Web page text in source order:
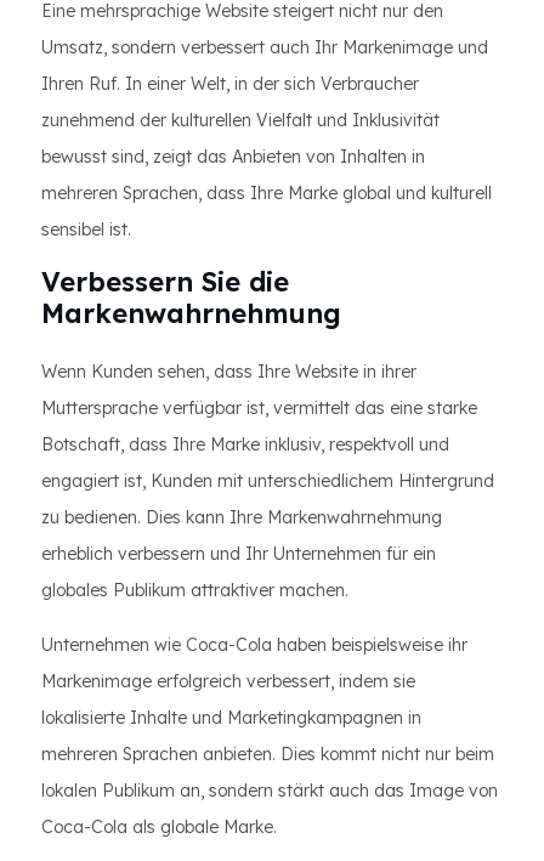
Eine mehrsprachige Website steigert nicht nur den
Umsatz, sondern verbessert auch Ihr Markenimage und
Ihren Ruf. In einer Welt, in der sich Verbraucher
zunehmend der kulturellen Vielfalt und Inklusivität
bewusst sind, zeigt das Anbieten von Inhalten in
mehreren Sprachen, dass Ihre Marke global und kulturell
sensibel ist.
Verbessern Sie die
Markenwahrnehmung
Wenn Kunden sehen, dass Ihre Website in ihrer
Muttersprache verfügbar ist, vermittelt das eine starke
Botschaft, dass Ihre Marke inklusiv, respektvoll und
engagiert ist, Kunden mit unterschiedlichem Hintergrund
zu bedienen. Dies kann Ihre Markenwahrnehmung
erheblich verbessern und Ihr Unternehmen für ein
globales Publikum attraktiver machen.
Unternehmen wie Coca-Cola haben beispielsweise ihr
Markenimage erfolgreich verbessert, indem sie
lokalisierte Inhalte und Marketingkampagnen in
mehreren Sprachen anbieten. Dies kommt nicht nur beim
lokalen Publikum an, sondern stärkt auch das Image von
Coca-Cola als globale Marke.